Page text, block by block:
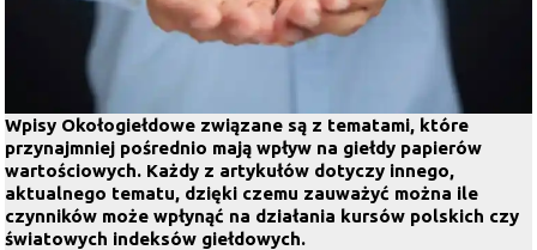
Wpisy Okołogiełdowe związane są z tematami, które
przynajmniej pośrednio mają wpływ na giełdy papierów
wartościowych. Każdy z artykułów dotyczy innego,
aktualnego tematu, dzięki czemu zauważyć można ile
czynników może wpłynąć na działania kursów polskich czy
światowych indeksów giełdowych.